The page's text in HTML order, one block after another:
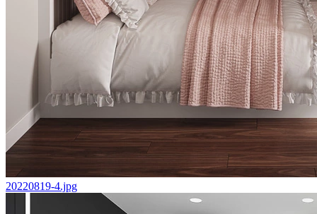
20220819-4.jpg